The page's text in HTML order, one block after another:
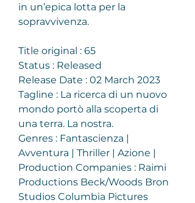
in un’epica lotta per la
sopravvivenza.
Title original : 65
Status : Released
Release Date : 02 March 2023
Tagline : La ricerca di un nuovo
mondo portò alla scoperta di
una terra. La nostra.
Genres : Fantascienza |
Avventura | Thriller | Azione |
Production Companies : Raimi
Productions Beck/Woods Bron
Studios Columbia Pictures